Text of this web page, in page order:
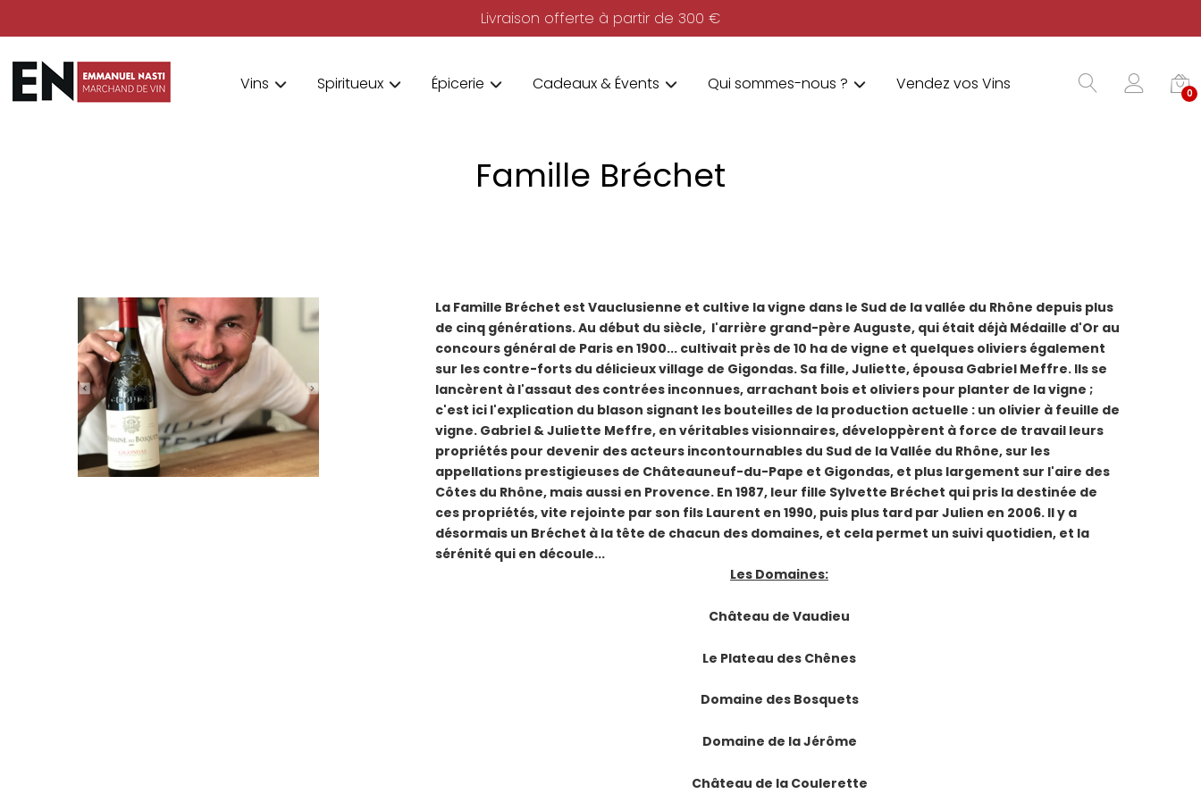
Livraison offerte à partir de 300 €
Vins Spiritueux Épicerie Cadeaux & Évents Qui sommes-nous ? Vendez vos Vins 0
Famille Bréchet
La Famille Bréchet est Vauclusienne et cultive la vigne dans le Sud de la vallée du Rhône depuis plus
de cinq générations. Au début du siècle, l'arrière grand-père Auguste, qui était déjà Médaille d'Or au
concours général de Paris en 1900... cultivait près de 10 ha de vigne et quelques oliviers également
sur les contre-forts du délicieux village de Gigondas. Sa fille, Juliette, épousa Gabriel Meffre. Ils se
lancèrent à l'assaut des contrées inconnues, arrachant bois et oliviers pour planter de la vigne ;
c'est ici l'explication du blason signant les bouteilles de la production actuelle : un olivier à feuille de
vigne. Gabriel & Juliette Meffre, en véritables visionnaires, développèrent à force de travail leurs
propriétés pour devenir des acteurs incontournables du Sud de la Vallée du Rhône, sur les
appellations prestigieuses de Châteauneuf-du-Pape et Gigondas, et plus largement sur l'aire des
Côtes du Rhône, mais aussi en Provence. En 1987, leur fille Sylvette Bréchet qui pris la destinée de
ces propriétés, vite rejointe par son fils Laurent en 1990, puis plus tard par Julien en 2006. Il y a
désormais un Bréchet à la tête de chacun des domaines, et cela permet un suivi quotidien, et la
sérénité qui en découle...
Les Domaines:
Château de Vaudieu
Le Plateau des Chênes
Domaine des Bosquets
Domaine de la Jérôme
Château de la Coulerette